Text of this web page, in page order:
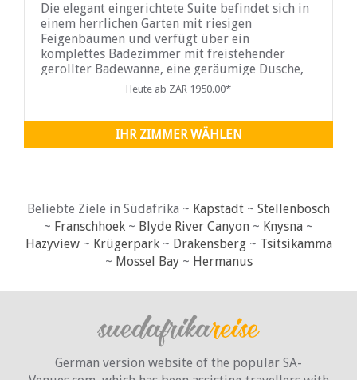
Die elegant eingerichtete Suite befindet sich in
einem herrlichen Garten mit riesigen
Feigenbäumen und verfügt über ein
komplettes Badezimmer mit freistehender
gerollter Badewanne, eine geräumige Dusche,
eine ausgestatteteHeute ab ZAR 1950.00*
IHR ZIMMER WÄHLEN
Beliebte Ziele in Südafrika ~ Kapstadt ~ Stellenbosch
~ Franschhoek ~ Blyde River Canyon ~ Knysna ~
Hazyview~ Krügerpark~ Drakensberg~ Tsitsikamma
~ Mossel Bay~ Hermanus
German version website of the popular SA-